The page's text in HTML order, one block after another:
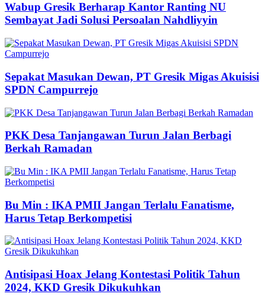
Wabup Gresik Berharap Kantor Ranting NU
Sembayat Jadi Solusi Persoalan Nahdliyyin
Sepakat Masukan Dewan, PT Gresik Migas Akuisisi
SPDN Campurrejo
PKK Desa Tanjangawan Turun Jalan Berbagi
Berkah Ramadan
Bu Min : IKA PMII Jangan Terlalu Fanatisme,
Harus Tetap Berkompetisi
Antisipasi Hoax Jelang Kontestasi Politik Tahun
2024, KKD Gresik Dikukuhkan